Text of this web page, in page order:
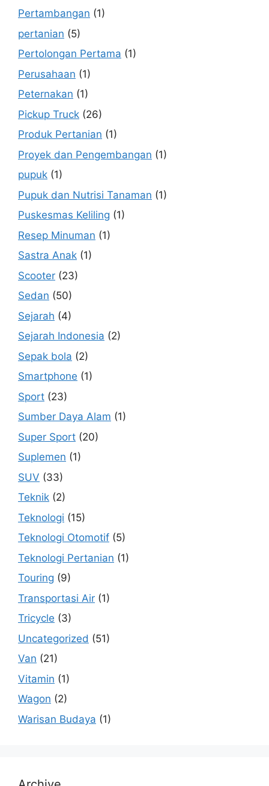
Pertambangan (1)
pertanian (5)
Pertolongan Pertama (1)
Perusahaan (1)
Peternakan (1)
Pickup Truck (26)
Produk Pertanian (1)
Proyek dan Pengembangan (1)
pupuk (1)
Pupuk dan Nutrisi Tanaman (1)
Puskesmas Keliling (1)
Resep Minuman (1)
Sastra Anak (1)
Scooter (23)
Sedan (50)
Sejarah (4)
Sejarah Indonesia (2)
Sepak bola (2)
Smartphone (1)
Sport (23)
Sumber Daya Alam (1)
Super Sport (20)
Suplemen (1)
SUV (33)
Teknik (2)
Teknologi (15)
Teknologi Otomotif (5)
Teknologi Pertanian (1)
Touring (9)
Transportasi Air (1)
Tricycle (3)
Uncategorized (51)
Van (21)
Vitamin (1)
Wagon (2)
Warisan Budaya (1)